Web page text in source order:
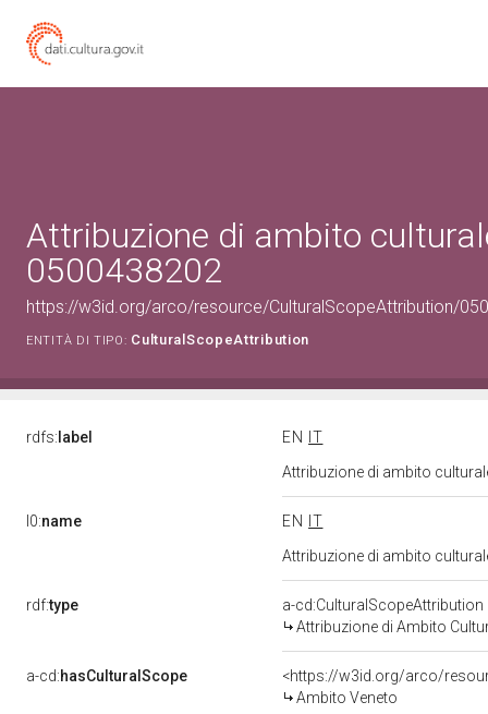
Attribuzione di ambito
0500438202
https://w3id.org/arco/resource/CulturalScopeAttribution/
ENTITÀ DI TIPO: CulturalScopeAttribution
rdfs: label EN
IT
Attribuzione di ambito
l0:name EN
IT
Attribuzione di ambito
rdf:type
a-cd:CulturalScopeAttribution
Attribuzione di Ambito
a-cd:hasCulturalScope
<https://w3id.org/arco/
Ambito Veneto